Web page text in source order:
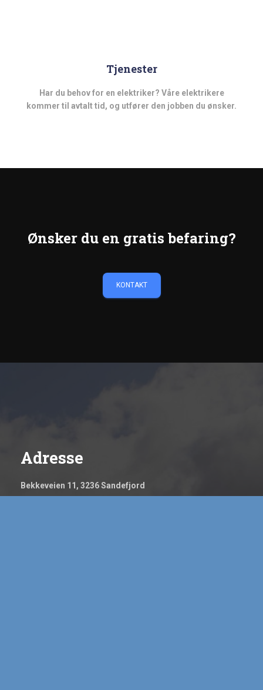
Tjenester
Har du behov for en elektriker? Våre elektrikere
kommer til avtalt tid, og utfører den jobben du ønsker.
Ønsker du en gratis befaring?
KONTAKT
Adresse
Bekkeveien 11, 3236 Sandefjord